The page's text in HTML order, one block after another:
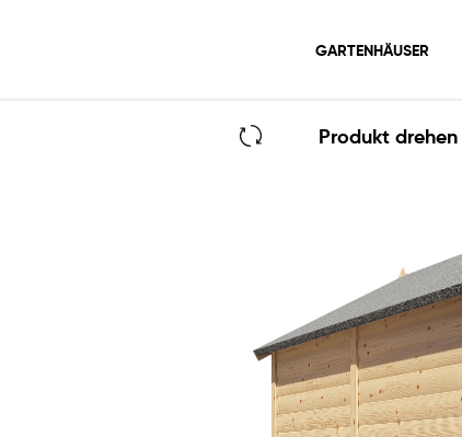
GARTENHÄUSER
Produkt drehen